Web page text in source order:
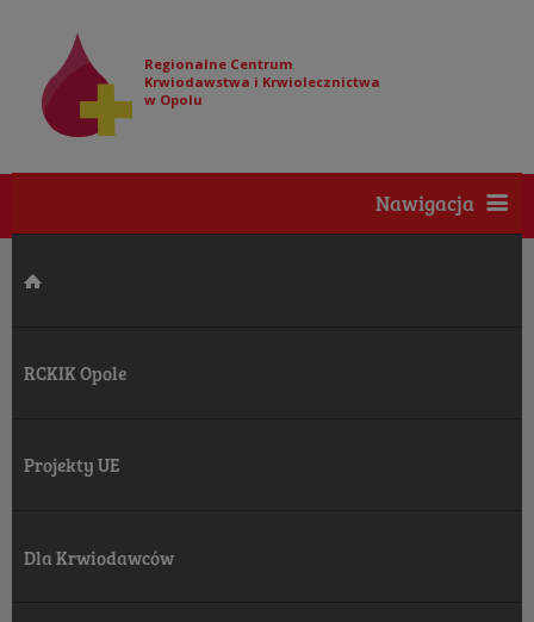
Regionalne Centrum
Krwiodawstwa i Krwiolecznictwa
w Opolu
Nawigacja
RCKIK Opole
Projekty UE
Dla Krwiodawców